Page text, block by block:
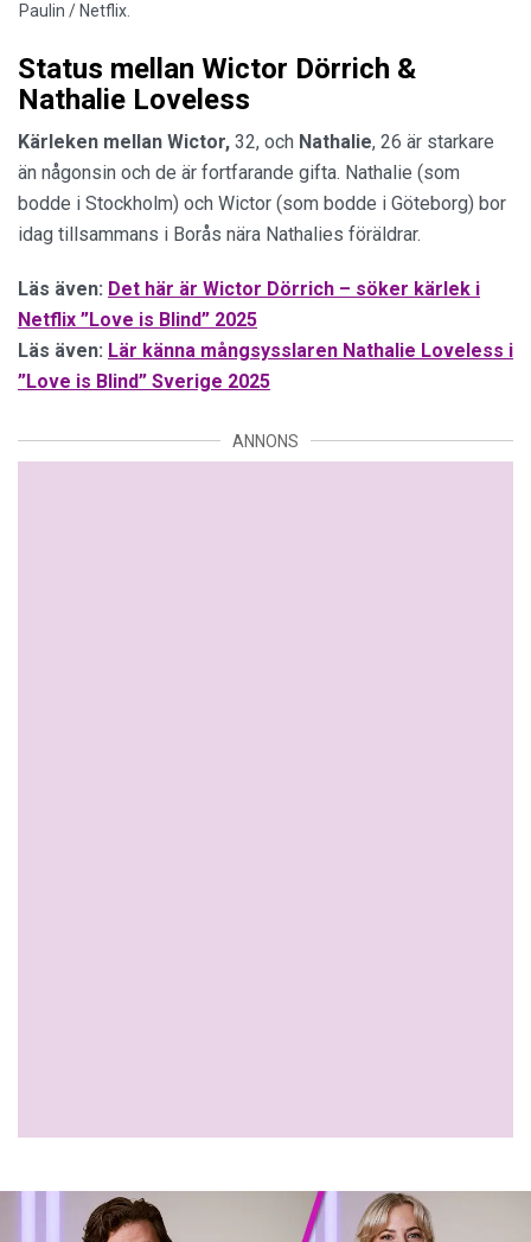
Paulin / Netflix.
Status mellan Wictor Dörrich &
Nathalie Loveless
Kärleken mellan Wictor, 32, och Nathalie, 26 är starkare
än någonsin och de är fortfarande gifta. Nathalie (som
bodde i Stockholm) och Wictor (som bodde i Göteborg) bor
idag tillsammans i Borås nära Nathalies föräldrar.
Läs även: Det här är Wictor Dörrich – söker kärlek i
Netflix ”Love is Blind” 2025
Läs även: Lär känna mångsysslaren Nathalie Loveless i
”Love is Blind” Sverige 2025
ANNONS